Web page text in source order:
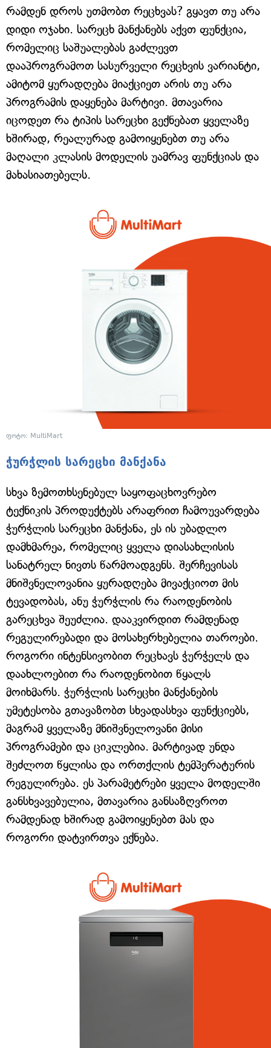
რამდენ დროს უთმობთ რეცხვას? გყავთ თუ არა
დიდი ოჯახი. სარეცხ მანქანებს აქვთ ფუნქცია,
რომელიც საშუალებას გაძლევთ
დააპროგრამოთ სასურველი რეცხვის ვარიანტი,
ამიტომ ყურადღება მიაქციეთ არის თუ არა
პროგრამის დაყენება მარტივი. მთავარია
იცოდეთ რა ტიპის სარეცხი გექნებათ ყველაზე
ხშირად, რეალურად გამოიყენებთ თუ არა
მაღალი კლასის მოდელის უამრავ ფუნქციას და
მახასიათებელს.
ფოტო: MultiMart
ჭურჭლის სარეცხი მანქანა
სხვა ზემოთხსენებულ საყოფაცხოვრებო
ტექნიკის პროდუქტებს არაფრით ჩამოუვარდება
ჭურჭლის სარეცხი მანქანა, ეს ის უბადლო
დამხმარეა, რომელიც ყველა დიასახლისის
სანატრელ ნივთს წარმოადგენს. შერჩევისას
მნიშვნელოვანია ყურადღება მივაქციოთ მის
ტევადობას, ანუ ჭურჭლის რა რაოდენობის
გარეცხვა შეუძლია. დააკვირდით რამდენად
რეგულირებადი და მოსახერხებელია თაროები.
როგორი ინტენსივობით რეცხავს ჭურჭელს და
დაახლოებით რა რაოდენობით წყალს
მოიხმარს. ჭურჭლის სარეცხი მანქანების
უმეტესობა გთავაზობთ სხვადასხვა ფუნქციებს,
მაგრამ ყველაზე მნიშვნელოვანი მისი
პროგრამები და ციკლებია. მარტივად უნდა
შეძლოთ წყლისა და ორთქლის ტემპერატურის
რეგულირება. ეს პარამეტრები ყველა მოდელში
განსხვავებულია, მთავარია განსაზღვროთ
რამდენად ხშირად გამოიყენებთ მას და
როგორი დატვირთვა ექნება.